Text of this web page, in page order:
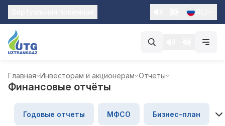
Главная Инвесторам и акционерам Отчеты
Финансовые отчёты
Годовые отчеты МФСО Бизнес-план